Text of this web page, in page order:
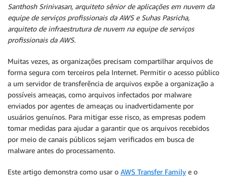
Santhosh Srinivasan, arquiteto sênior de aplicações em nuvem da
equipe de serviços profissionais da AWS e Suhas Pasricha,
arquiteto de infraestrutura de nuvem na equipe de serviços
profissionais da AWS.
Muitas vezes, as organizações precisam compartilhar arquivos de
forma segura com terceiros pela Internet. Permitir o acesso público
a um servidor de transferência de arquivos expõe a organização a
possíveis ameaças, como arquivos infectados por malware
enviados por agentes de ameaças ou inadvertidamente por
usuários genuínos. Para mitigar esse risco, as empresas podem
tomar medidas para ajudar a garantir que os arquivos recebidos
por meio de canais públicos sejam verificados em busca de
malware antes do processamento.
Este artigo demonstra como usar o AWS Transfer Family e o